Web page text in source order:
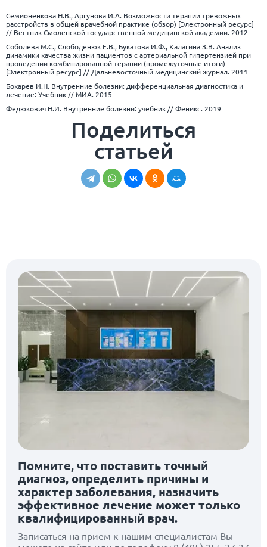
Семионенкова Н.В., Аргунова И.А. Возможности терапии тревожных
расстройств в общей врачебной практике (обзор) [Электронный ресурс]
// Вестник Смоленской государственной медицинской академии. 2012
Соболева М.С., Слободенюк Е.В., Букатова И.Ф., Калагина З.В. Анализ
динамики качества жизни пациентов с артериальной гипертензией при
проведении комбинированной терапии (промежуточные итоги)
[Электронный ресурс] // Дальневосточный медицинский журнал. 2011
Бокарев И.Н. Внутренние болезни: дифференциальная диагностика и
лечение: Учебник // МИА. 2015
Федюкович Н.И. Внутренние болезни: учебник // Феникс. 2019
Поделиться
статьей
Помните, что поставить точный
диагноз, определить причины и
характер заболевания, назначить
эффективное лечение может только
квалифицированный врач.
Записаться на прием к нашим специалистам Вы